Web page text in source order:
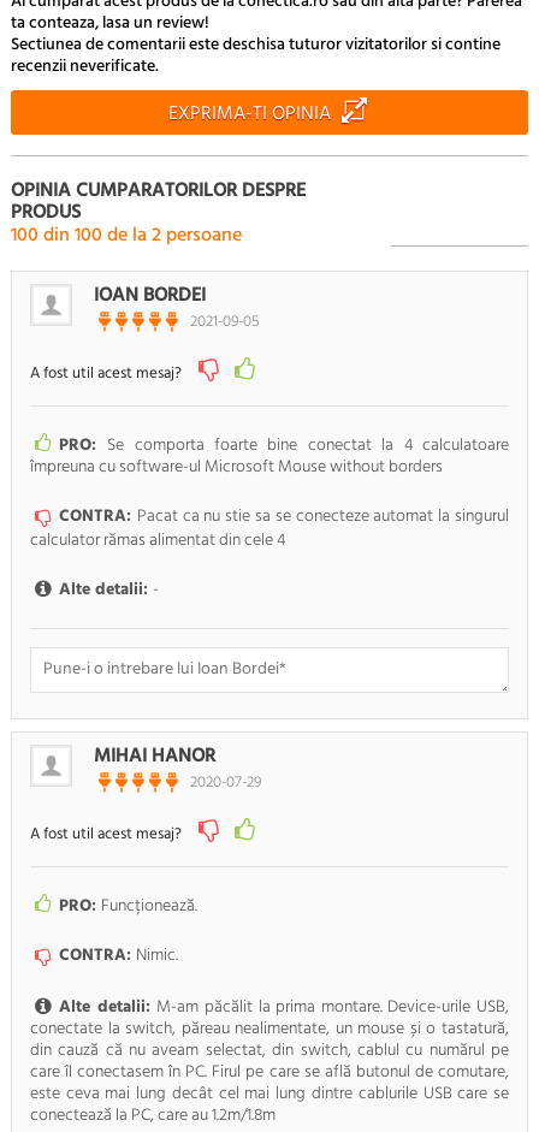
ta conteaza, lasa un review!
Sectiunea de comentarii este deschisa tuturor vizitatorilor si contine
recenzii neverificate.
EXPRIMA-TI OPINIA
OPINIA CUMPARATORILOR DESPRE
PRODUS
100din100de la2persoane
IOAN BORDEI
2021-09-05
A fost util acest mesaj?
PRO: Se comporta foarte bine conectat la 4 calculatoare
împreuna cu software-ul Microsoft Mouse without borders
CONTRA: Pacat ca nu stie sa se conecteze automat la singurul
calculator rămas alimentat din cele 4
Alte detalii: -
Doresc sa fiu anuntat pe e-mail cand apar noi comentarii
RENUNTA
TRIMITE
MIHAI HANOR
2020-07-29
A fost util acest mesaj?
PRO: Funcționează.
CONTRA: Nimic.
Alte detalii: M-am păcălit la prima montare. Device-urile USB,
conectate la switch, păreau nealimentate, un mouse și o tastatură,
din cauză că nu aveam selectat, din switch, cablul cu numărul pe
care îl conectasem în PC. Firul pe care se află butonul de comutare,
este ceva mai lung decât cel mai lung dintre cablurile USB care se
conectează la PC, care au 1.2m/1.8m